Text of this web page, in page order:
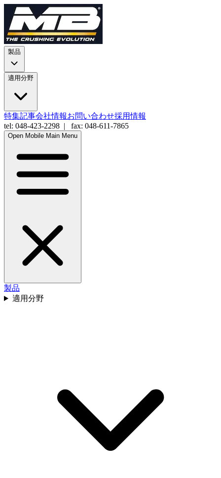
製品
適用分野
特集記事会社情報お問い合わせ採用情報
tel: 048-423-2298 | fax: 048-611-7865
Open Mobile Main Menu
製品
適用分野